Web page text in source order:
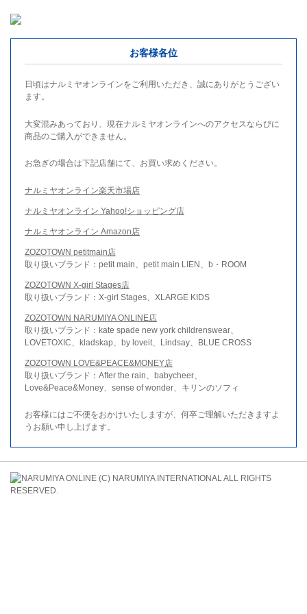
お客様各位
日頃はナルミヤオンラインをご利用いただき、誠にありがとうござい
ます。
大変混みあっており、現在ナルミヤオンラインへのアクセスならびに
商品のご購入ができません。
お急ぎの場合は下記店舗にて、お買い求めください。
ナルミヤオンライン楽天市場店
ナルミヤオンライン Yahoo!ショッピング店
ナルミヤオンライン Amazon店
ZOZOTOWN petitmain店
取り扱いブランド：petit main、petit main LIEN、b・ROOM
ZOZOTOWN X-girl Stages店
取り扱いブランド：X-girl Stages、XLARGE KIDS
ZOZOTOWN NARUMIYA ONLINE店
取り扱いブランド：kate spade new york childrenswear、
LOVETOXIC、kladskap、by loveit、Lindsay、BLUE CROSS
ZOZOTOWN LOVE&PEACE&MONEY店
取り扱いブランド：After the rain、babycheer、
Love&Peace&Money、sense of wonder、キリンのソフィ
お客様にはご不便をおかけいたしますが、何卒ご理解いただきますよ
うお願い申し上げます。